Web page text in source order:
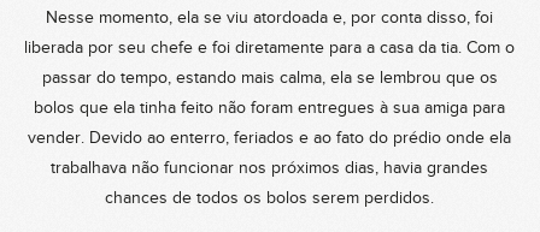
Nesse momento, ela se viu atordoada e, por conta disso, foi
liberada por seu chefe e foi diretamente para a casa da tia. Com o
passar do tempo, estando mais calma, ela se lembrou que os
bolos que ela tinha feito não foram entregues à sua amiga para
vender. Devido ao enterro, feriados e ao fato do prédio onde ela
trabalhava não funcionar nos próximos dias, havia grandes
chances de todos os bolos serem perdidos.